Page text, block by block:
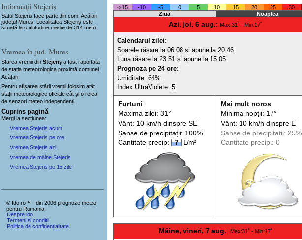
<-15 -10 -5 0 5 10 15 20 25 30
Ziua
Noaptea
Azi, joi, 6 aug.: Max:31˚ - Min:17˚
Calendarul zilei:
Soarele răsare la 06:08 și apune la 20:46.
Luna răsare la 23:51 și apune la 15:05.
Prognoza pe 24 ore:
Umiditate: 64%.
Index UltraViolete:5.
Furtuni
Maxima zilei: 31°
Vânt: 10 km/h dinspreSE
Șanse de precipitații: 100%
Cantitate precip:
7 L/m²
Mai mult noros
Minima nopții: 17°
Vânt: 10 km/h dinspreE
Șanse de precipitații: 25%
Cantitate precip.: 0
Mâine, vineri, 7 aug.: Max:31˚ - Min:17˚
Informații Stejeriș
Satul Stejeris face parte din com. Acățari,
județul Mures. Localitatea Stejeriș este
situată la o altitudine medie de 314 metri.
Vremea în jud. Mures
Starea vremii dinStejeriș a fost raportata
de statia meteorologica proximă comunei
Acățari.
Pentru afișarea stării vremii folosim atât
stații meteorologice oficiale cât și o rețea
de senzori meteoindependenți
Cuprins pagină
Mergi la secțiunea:
Vremea Stejeriș acum
Vremea Stejeriș pe ore
Vremea Stejeriș azi
Vremea de mâine Stejeriș
Vremea Stejeris pe 15 zile
© Ido.ro™ - din 2006 prognoze meteo
pentru Romania.
Despre ido
Termeni și condiții
Politica de confidențialitate